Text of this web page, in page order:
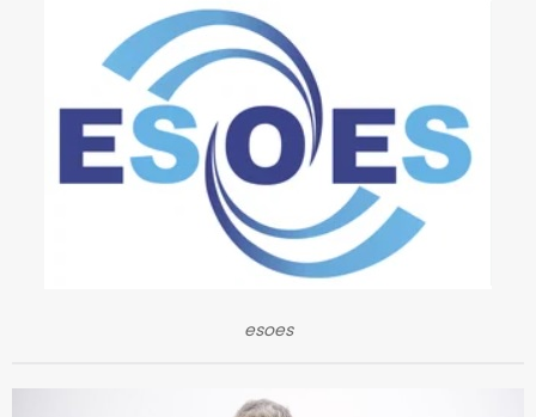
esoes